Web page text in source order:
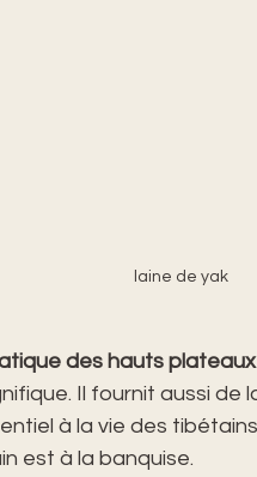
laine de yak
des hauts
Il fournit aussi de
à la vie des
est à la banquise.